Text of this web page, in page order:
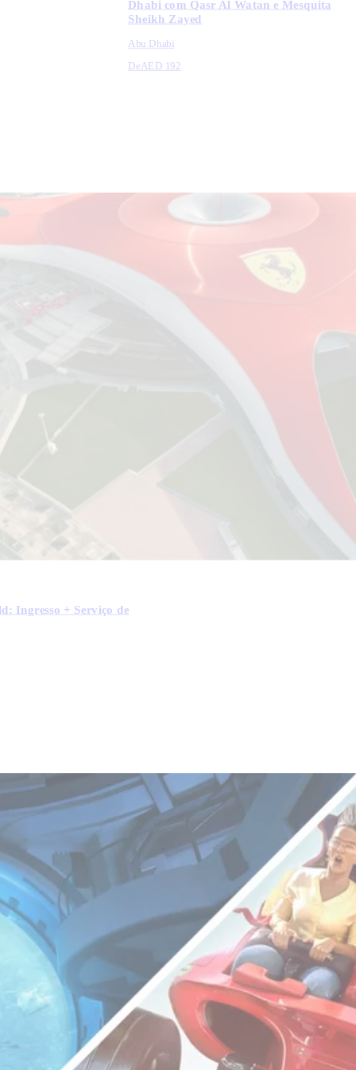
Dhabi com Qasr Al Watan e Mesquita
Sheikh Zayed
Abu Dhabi
DeAED 192
Ingresso + Serviço de